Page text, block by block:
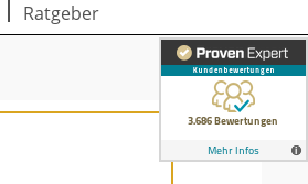
Ratgeber